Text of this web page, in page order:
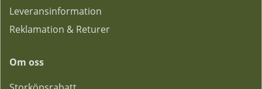
Leveransinformation
Reklamation & Returer
Om oss